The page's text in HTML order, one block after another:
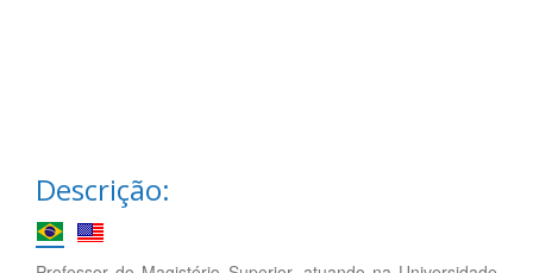
Descrição: